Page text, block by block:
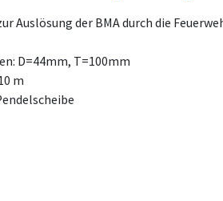
Auslösung der BMA durch die
D=44mm, T=100mm
m